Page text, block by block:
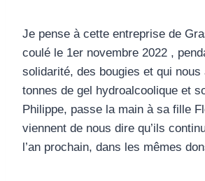
Je pense à cette entreprise de
coulé le 1er novembre 2022 ,
solidarité, des bougies et qui nous
tonnes de gel hydroalcoolique et
Philippe, passe la main à sa fille
viennent de nous dire qu’ils
l’an prochain, dans les mêmes